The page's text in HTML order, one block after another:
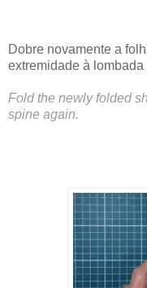
Dobre novamente a
extremidade à lombada
Fold the newly folded
spine again.